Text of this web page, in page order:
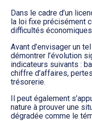
Dans le cadre d’un
la loi fixe précisément
difficultés économiques
Avant d’envisager un
démontrer l’évolution
indicateurs suivants :
chiffre d’affaires,
trésorerie.
Il peut également
nature à prouver une
dégradée comme le